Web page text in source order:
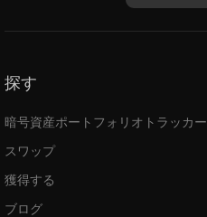
探す
暗号資産ポートフォリオトラッカー
スワップ
獲得する
ブログ